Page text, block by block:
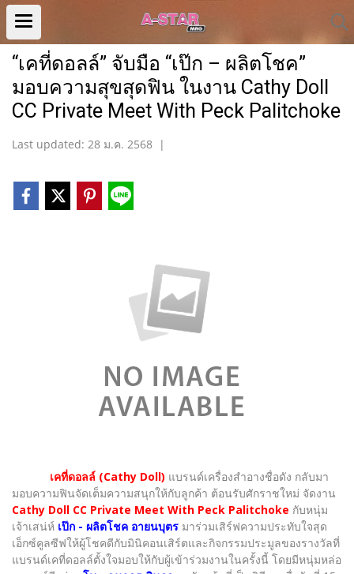
“เคที่ดอลล์” จับมือ “เป๊ก – ผลิตโชค”
มอบความสุขสุดฟิน ในงาน Cathy Doll
CC Private Meet With Peck Palitchoke
Last updated: 28 ม.ค. 2568 |
เคที่ดอลล์ (Cathy Doll) แบรนด์เครื่องสำอางชื่อดัง กลับมา
มอบความฟินจัดเต็มความสนุกให้กับลูกค้า ต้อนรับศักราชใหม่ จัดงาน
Cathy Doll CC Private Meet With Peck Palitchoke กับหนุ่ม
เจ้าเสน่ห์ เป๊ก - ผลิตโชค อายนบุตร มาร่วมเสิร์ฟความประทับใจสุด
เอ็กซ์คูลซีฟให้ผู้โชคดีกับมินิคอนเสิร์ตและกิจกรรมประมูลของรางวัลที่
แบรนด์เคที่ดอลล์ตั้งใจมอบให้กับผู้เข้าร่วมงานในครั้งนี้ โดยมีหนุ่มหล่อ